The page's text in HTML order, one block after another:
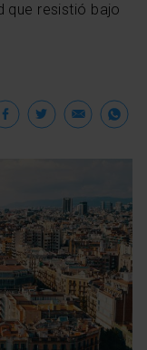
que resistió bajo
Facebook
Twitter